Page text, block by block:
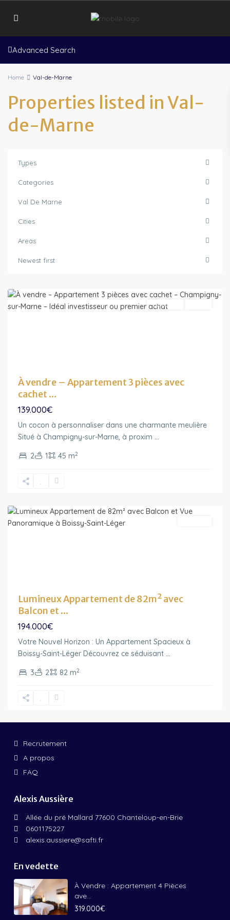
Advanced Search
Home Val-de-Marne
Properties listed in Val-
de-Marne
Types
Categories
Val De Marne
Cities
Areas
Newest first
Exclusivité
À vendre – Appartement 3 pièces avec
cachet ...
139.000€
Un cocon à personnaliser dans une charmante meulière
Situé à Champigny-sur-Marne, à proxim ...
2 1 45 m2
Ile-
France,
Saint-
Lumineux Appartement de 82m² avec
Balcon et ...
194.000€
Votre Nouvel Horizon : Un Appartement Spacieux à
Boissy-Saint-Léger Découvrez ce séduisant ...
3 2 82 m2
Recrutement
A propos
FAQ
Alexis Aussière
Allée du pré Mallard 77600 Chanteloup-en-Brie
0601175227
alexis.aussiere@safti.fr
En vedette
À Vendre : Appartement 4 Pièces
ave...
319.000€